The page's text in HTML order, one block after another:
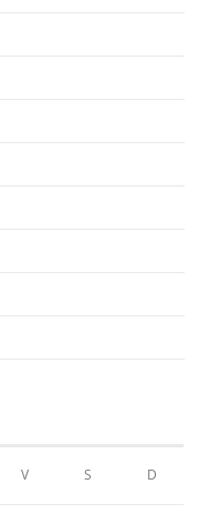
V S D